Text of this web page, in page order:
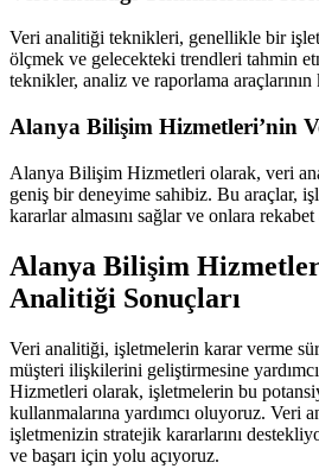
Veri analitiği teknikleri, genellikle bir
ölçmek ve gelecekteki trendleri tahmin
teknikler, analiz ve raporlama araçlarının
Alanya Bilişim Hizmetleri’nin
Alanya Bilişim Hizmetleri olarak, veri
geniş bir deneyime sahibiz. Bu araçlar,
kararlar almasını sağlar ve onlara rekabet
Alanya Bilişim
Analitiği Sonuçları
Veri analitiği, işletmelerin karar verme
müşteri ilişkilerini geliştirmesine
Hizmetleri olarak, işletmelerin bu
kullanmalarına yardımcı oluyoruz. Veri
işletmenizin stratejik kararlarını
ve başarı için yolu açıyoruz.